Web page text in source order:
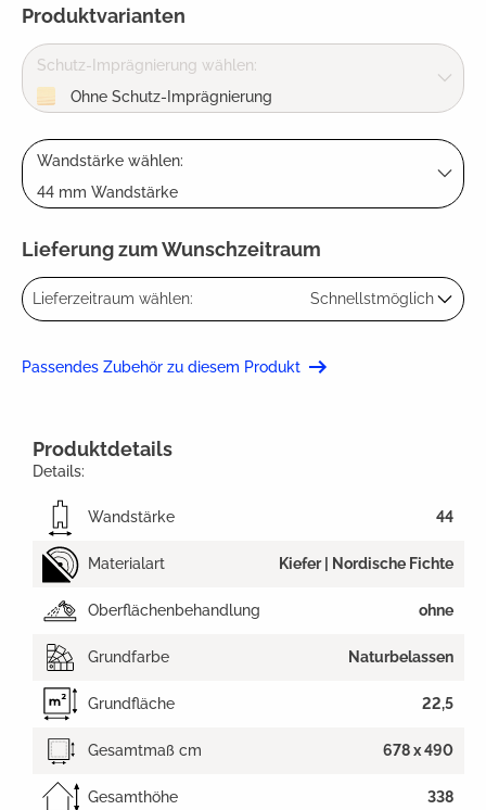
Produktvarianten
Schutz-Imprägnierung wählen:
Ohne Schutz-Imprägnierung
Wandstärke wählen:
44 mm Wandstärke
Lieferung zum Wunschzeitraum
Lieferzeitraum wählen: Schnellstmöglich
Passendes Zubehör zu diesem Produkt
Produktdetails
Details:
Wandstärke 44
Materialart Kiefer | Nordische Fichte
Oberflächenbehandlung ohne
Grundfarbe Naturbelassen
Grundfläche 22,5
Gesamtmaß cm 678 x 490
Gesamthöhe 338